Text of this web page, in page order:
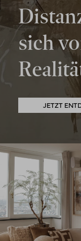
sich
JETZT